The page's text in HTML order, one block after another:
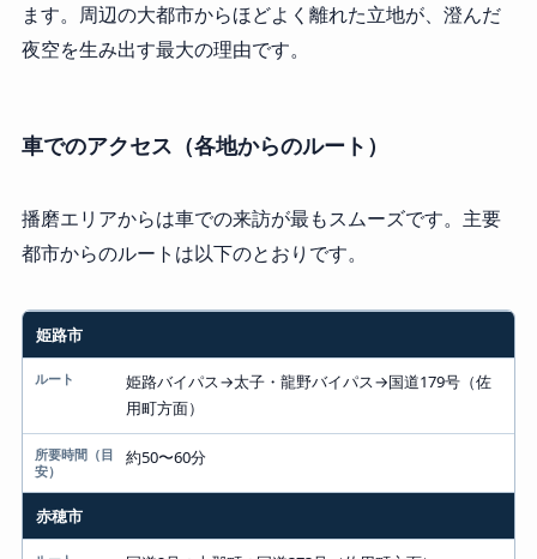
ます。周辺の大都市からほどよく離れた立地が、澄んだ
夜空を生み出す最大の理由です。
車でのアクセス（各地からのルート）
播磨エリアからは車での来訪が最もスムーズです。主要
都市からのルートは以下のとおりです。
出発地
ルート
姫路市
姫路バイパス→太子・龍野バイパス→国道179号（佐
用町方面）
約50〜60分
赤穂市